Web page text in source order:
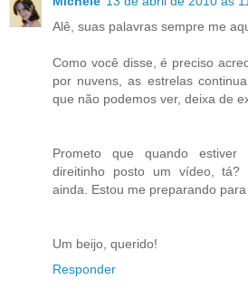
Alê, suas palavras sempre me
Como você disse, é preciso
por nuvens, as estrelas
que não podemos ver, deixa de
Prometo que quando
direitinho posto um vídeo, tá?
ainda. Estou me preparando
Um beijo, querido!
Responder